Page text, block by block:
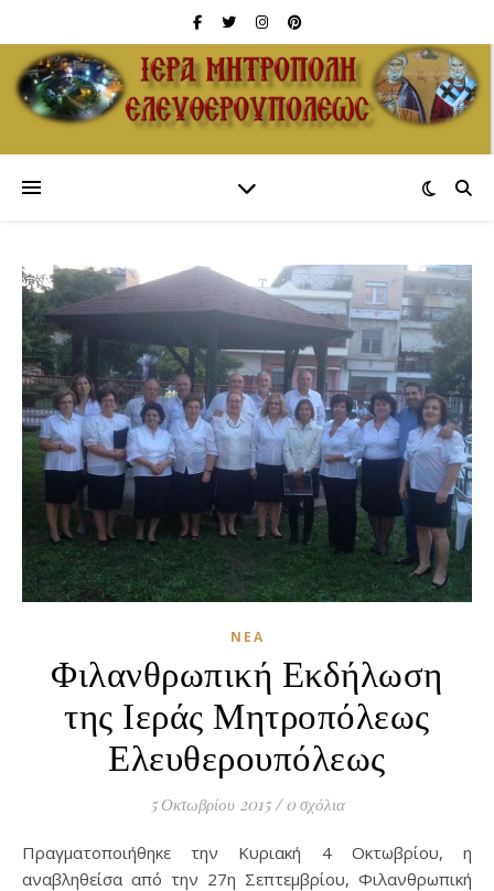
ΝΈΑ
Φιλανθρωπική Εκδήλωση
της Ιεράς Μητροπόλεως
Ελευθερουπόλεως
5 Οκτωβρίου 2015 / 0 σχόλια
Πραγματοποιήθηκε την Κυριακή 4 Οκτωβρίου, η
αναβληθείσα από την 27η Σεπτεμβρίου, Φιλανθρωπική